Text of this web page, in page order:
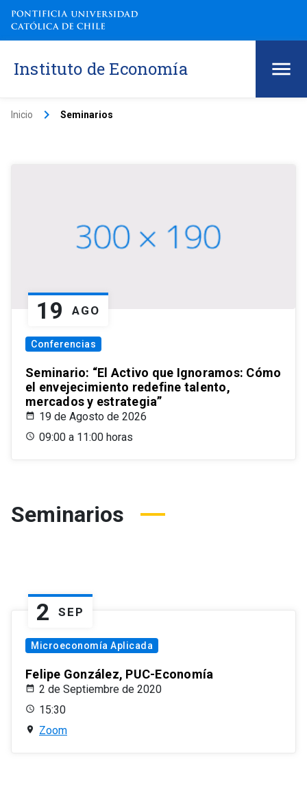
Instituto de Economía
Inicio keyboard_arrow_right Seminarios
19 AGO
Conferencias
Seminario: “El Activo que Ignoramos: Cómo
el envejecimiento redefine talento,
mercados y estrategia”
19 de Agosto de 2026
09:00 a 11:00 horas
Seminarios
2 SEP
Microeconomía Aplicada
Felipe González, PUC-Economía
2 de Septiembre de 2020
15:30
Zoom